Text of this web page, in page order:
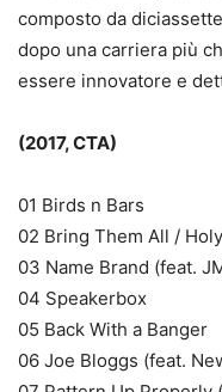
composto da
dopo una carriera più
essere innovatore e
(2017, CTA)
01 Birds n Bars
02 Bring Them All /
03 Name Brand (feat.
04 Speakerbox
05 Back With a Banger
06 Joe Bloggs (feat.